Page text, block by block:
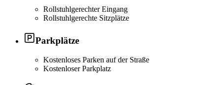
Rollstuhlgerechter Eingang
Rollstuhlgerechte Sitzplätze
Parkplätze
Kostenloses Parken auf der Straße
Kostenloser Parkplatz